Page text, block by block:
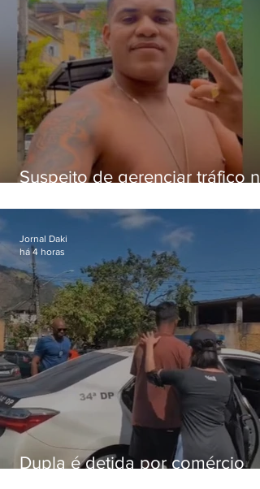
Suspeito de gerenciar tráfico na
foragido
Dupla é detida por comércio
Jornal Daki
há 4 horas